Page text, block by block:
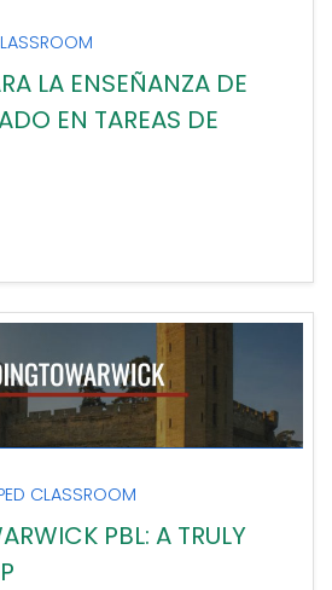
inglés como lengua
en cuenta el factor de
es un elemento integrado
y que puede enriquecer
LA ENSEÑANZA DE
EN TAREAS DE
of English, I have
that both England’s
should take part in my
of learning another
CLASSROOM
PBL: A TRULY